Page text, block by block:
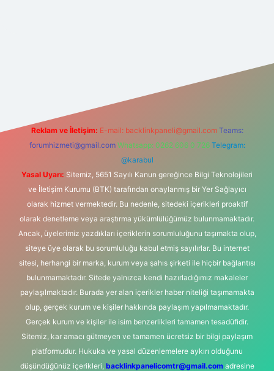
Reklam ve İletişim: E-mail: backlinkpaneli@gmail.com Teams:
forumhizmeti@gmail.com Whatsapp: 0262 606 0 726 Telegram:
@karabul
Yasal Uyarı: Sitemiz, 5651 Sayılı Kanun gereğince Bilgi Teknolojileri
ve İletişim Kurumu (BTK) tarafından onaylanmış bir Yer Sağlayıcı
olarak hizmet vermektedir. Bu nedenle, sitedeki içerikleri proaktif
olarak denetleme veya araştırma yükümlülüğümüz bulunmamaktadır.
Ancak, üyelerimiz yazdıkları içeriklerin sorumluluğunu taşımakta olup,
siteye üye olarak bu sorumluluğu kabul etmiş sayılırlar. Bu internet
sitesi, herhangi bir marka, kurum veya şahıs şirketi ile hiçbir bağlantısı
bulunmamaktadır. Sitede yalnızca kendi hazırladığımız makaleler
paylaşılmaktadır. Burada yer alan içerikler haber niteliği taşımamakta
olup, gerçek kurum ve kişiler hakkında paylaşım yapılmamaktadır.
Gerçek kurum ve kişiler ile isim benzerlikleri tamamen tesadüfidir.
Sitemiz, kar amacı gütmeyen ve tamamen ücretsiz bir bilgi paylaşım
platformudur. Hukuka ve yasal düzenlemelere aykırı olduğunu
düşündüğünüz içerikleri, backlinkpanelicomtr@gmail.comadresine